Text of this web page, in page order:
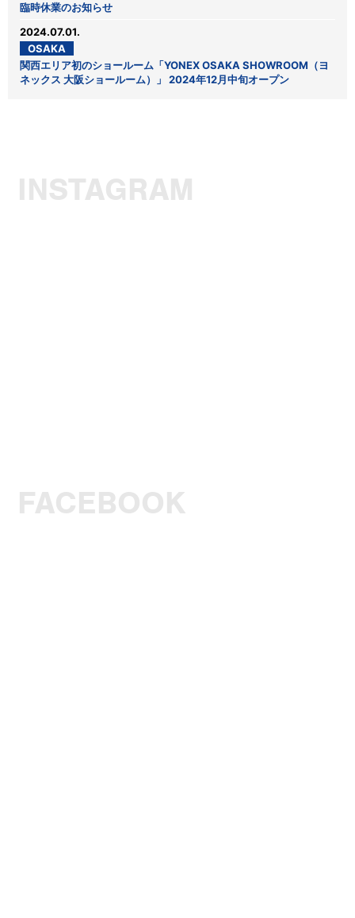
臨時休業のお知らせ
2024.07.01.
OSAKA
関西エリア初のショールーム「YONEX OSAKA SHOWROOM（ヨ
ネックス 大阪ショールーム）」 2024年12月中旬オープン
INSTAGRAM
FACEBOOK